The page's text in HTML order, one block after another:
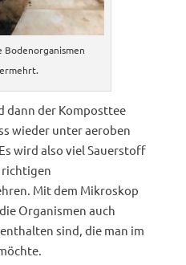
dann der Komposttee
wieder unter aeroben
wird also viel Sauerstoff
Mit dem Mikroskop
Organismen auch
sind, die man im